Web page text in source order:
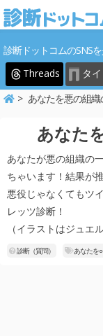
診断ドットコムのSNS
Threads
タ
あなたを悪の組織
あなた
あなたが悪の組織の
ちゃいます！結果が
悪役じゃなくてもツ
レッツ診断！
（イラストはジュエ
診断（質問） あなたを